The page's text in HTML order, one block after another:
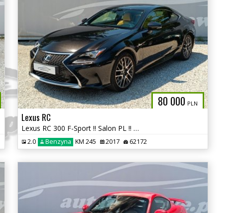
80 000 PLN
Lexus RC
Lexus RC 300 F-Sport !! Salon PL !! autaniszowe.pl
2.0 Benzyna KM 245 2017 62172